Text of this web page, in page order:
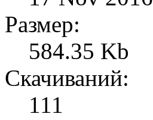
Размер:
584.35 Kb
Скачиваний:
111